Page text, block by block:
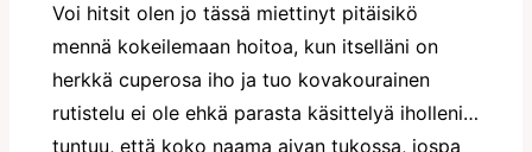
Voi hitsit olen jo tässä miettinyt pitäisikö
mennä kokeilemaan hoitoa, kun itselläni on
herkkä cuperosa iho ja tuo kovakourainen
rutistelu ei ole ehkä parasta käsittelyä iholleni…
tuntuu, että koko naama aivan tukossa, jospa